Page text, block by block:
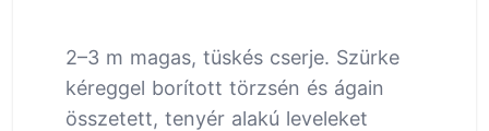
2–3 m magas, tüskés cserje. Szürke
kéreggel borított törzsén és ágain
összetett, tenyér alakú leveleket